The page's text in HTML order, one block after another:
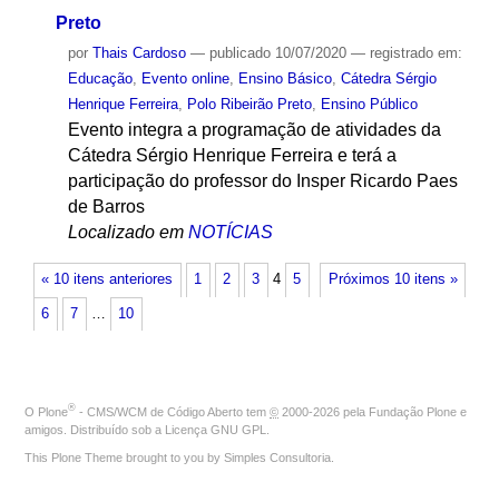
Preto
por Thais Cardoso — publicado10/07/2020 — registrado em:
Educação, Evento online, Ensino Básico, Cátedra Sérgio
Henrique Ferreira, Polo Ribeirão Preto, Ensino Público
Evento integra a programação de atividades da
Cátedra Sérgio Henrique Ferreira e terá a
participação do professor do Insper Ricardo Paes
de Barros
Localizado em NOTÍCIAS
« 10 itens anteriores Próximos 10 itens »
1 2 3 4 5
6 7 … 10
O Plone® - CMS/WCM de Código Aberto tem © 2000-2026 pela Fundação Plone e
amigos. Distribuído sob a Licença GNU GPL
This Plone Theme brought to you by Simples Consultoria